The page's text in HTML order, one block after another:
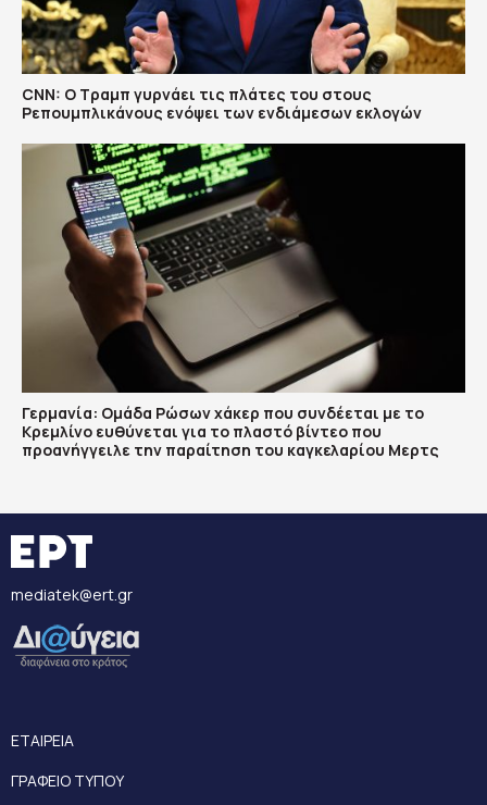
CNN: Ο Τραμπ γυρνάει τις πλάτες του στους
Ρεπουμπλικάνους ενόψει των ενδιάμεσων εκλογών
Γερμανία: Ομάδα Ρώσων χάκερ που συνδέεται με το
Κρεμλίνο ευθύνεται για το πλαστό βίντεο που
προανήγγειλε την παραίτηση του καγκελαρίου Μερτς
mediatek@ert.gr
ΕΤΑΙΡΕΙΑ
ΓΡΑΦΕΙΟ ΤΥΠΟΥ